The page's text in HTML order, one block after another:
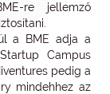
re jellemző
a BME adja a
Campus
pedig a
mindehhez az